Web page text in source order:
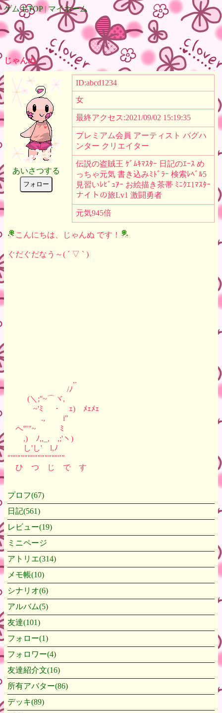
ゲムキTOP|マイホーム
じゃんぬ
あいさつする
フォロー
ID:abcd1234
女
最終アクセス:2021/09/02 15:19:35
プレミアム会員 アーティスト バグハ
ンター クリエイター
伝説の盗賊王 ｹﾞﾑｷﾏｽﾀｰ 日記のｴｰｽ め
っちゃ元気 書き込みﾐﾄﾞﾗｰ 検索ﾚﾍﾞﾙ5
見習いﾚﾋﾞｭｱｰ お絵描き茶帯 ﾐﾆｸｴ1ﾏｽﾀｰ
ナイトの旅Lv1 激闘勇者
元気945倍
こんにちは、じゃんぬ です！
ぐだぐだなう～( ´ ▽ ` )
,.
/ﾉ
(＼;''~⌒ヾ,
~'ﾐ ・ ｪ) ﾒｪﾒｪ
.,ゝ i"
ヘ'""~ ﾐ
,) ﾉ,,_, ,;'ヽ)
し'し' l,ﾉ
"''""""''""""""''"""
ひ つ じ で す
プロフ(67)
日記(561)
レビュー(19)
ミニページ
アトリエ(314)
メモ帳(10)
シナリオ(6)
アルバム(5)
友達(101)
フォロー(1)
フォロワー(4)
友達紹介文(16)
所有アバター(86)
デッキ(89)